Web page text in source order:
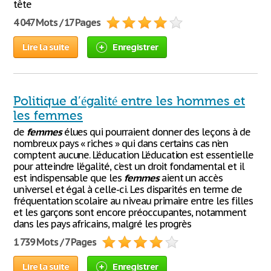
tête
4 047 Mots / 17 Pages
Lire la suite Enregistrer
Politique d’égalité entre les hommes et
les femmes
de femmesélues qui pourraient donner des leçons à de
nombreux pays « riches » qui dans certains cas n’en
comptent aucune. L’éducation L’éducation est essentielle
pour atteindre l’égalité, c’est un droit fondamental et il
est indispensable que les femmesaient un accès
universel et égal à celle-ci. Les disparités en terme de
fréquentation scolaire au niveau primaire entre les filles
et les garçons sont encore préoccupantes, notamment
dans les pays africains, malgré les progrès
1 739 Mots / 7 Pages
Lire la suite Enregistrer